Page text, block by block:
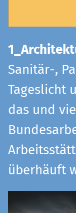
Sanitär-,
Tageslicht
das und
überhäuft